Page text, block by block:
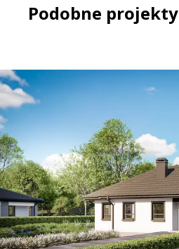
Podobne projekty